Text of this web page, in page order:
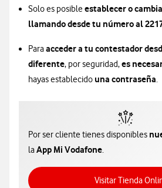
Solo es posibleestablecer o
llamando desde tu número al
Paraacceder a tu contestador
diferente, por seguridad,es
hayas establecido una contraseña.
Por ser cliente tienes disponibles
laApp Mi Vodafone.
Visitar Tienda